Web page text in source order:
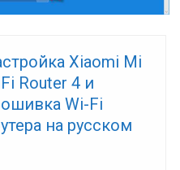
Xiaomi Mi
Router 4 и
Wi-Fi
на русском